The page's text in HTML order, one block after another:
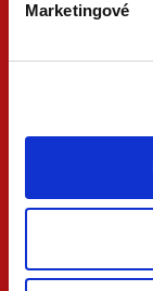
Marketingové